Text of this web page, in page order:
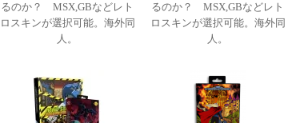
るのか？ MSX,GBなどレト
ロスキンが選択可能。海外同
人。
るのか？ MSX,GBなどレト
ロスキンが選択可能。海外同
人。